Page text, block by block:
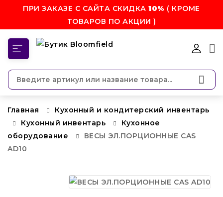
ПРИ ЗАКАЗЕ С САЙТА СКИДКА10% ( КРОМЕ
ТОВАРОВ ПО АКЦИИ )
Главная
Кухонный и кондитерский инвентарь
Кухонный инвентарь
Кухонное
оборудование
ВЕСЫ ЭЛ.ПОРЦИОННЫЕ CAS
AD10